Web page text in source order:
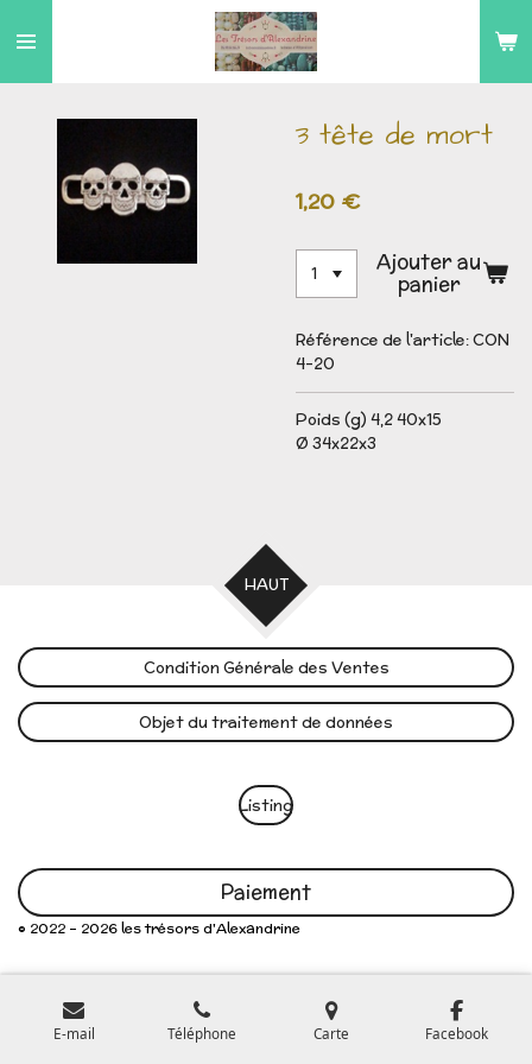
au
3 tête de mort
1,20 €
Ajouter au
panier
Référence de l'article:CON
4-20
Poids (g) 4,2 40x15
Ø 34x22x3
HAUT
Condition Générale des Ventes
Objet du traitement de données
Listing
Paiement
© 2022 - 2026 les trésors d'Alexandrine
E-mail Téléphone Carte Facebook